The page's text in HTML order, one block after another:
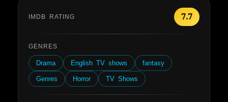
IMDB RATING 7.7
GENRES
Drama English TV shows
fantasy
Genres
Horror TV Shows